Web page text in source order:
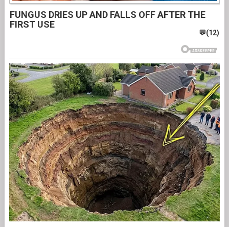
FUNGUS DRIES UP AND FALLS OFF AFTER THE
FIRST USE